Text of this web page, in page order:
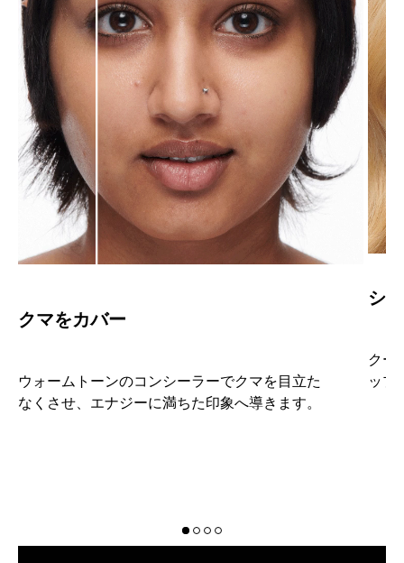
クマをカバー
ウォームトーンのコンシーラーでクマを目立た
なくさせ、エナジーに満ちた印象へ導きます。
シ
クー
ップ